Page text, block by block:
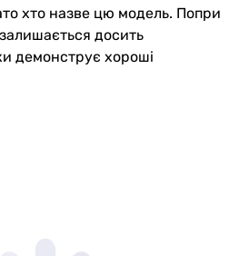
хто назве цю модель. Попри
досить
демонструє хороші